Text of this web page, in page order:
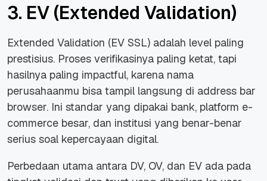
3. EV (Extended Validation)
Extended Validation (EV SSL) adalah level paling
prestisius. Proses verifikasinya paling ketat, tapi
hasilnya paling impactful, karena nama
perusahaanmu bisa tampil langsung di address bar
browser. Ini standar yang dipakai bank, platform e-
commerce besar, dan institusi yang benar-benar
serius soal kepercayaan digital.
Perbedaan utama antara DV, OV, dan EV ada pada